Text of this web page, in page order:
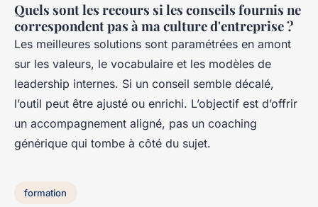
Quels sont les recours si les conseils fournis ne
correspondent pas à ma culture d'entreprise ?
Les meilleures solutions sont paramétrées en amont
sur les valeurs, le vocabulaire et les modèles de
leadership internes. Si un conseil semble décalé,
l’outil peut être ajusté ou enrichi. L’objectif est d’offrir
un accompagnement aligné, pas un coaching
générique qui tombe à côté du sujet.
formation